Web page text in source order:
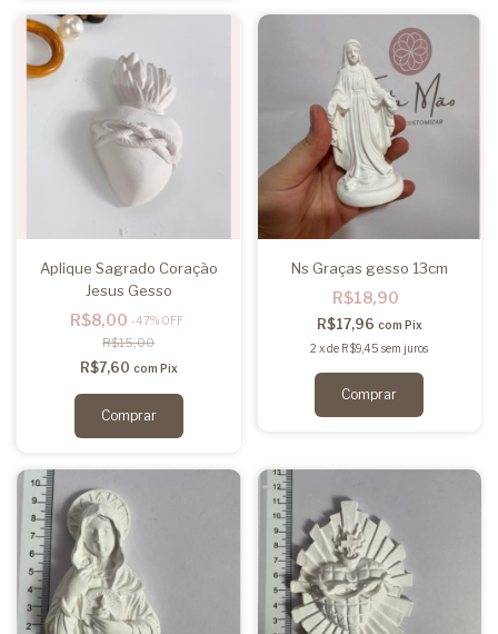
Aplique Sagrado Coração
Jesus Gesso
R$8,00 -47% OFF
R$15,00
R$7,60 com Pix
Ns Graças gesso 13cm
R$18,90
R$17,96 com Pix
2 xde R$9,45 sem juros